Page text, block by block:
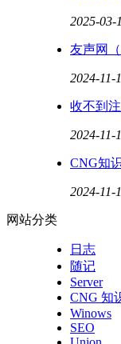
2025-03-
友声网
2024-11-
收不到
2024-11-
CNG知
2024-11-
网站分类
日志
随记
Server
CNG 知
Winows
SEO